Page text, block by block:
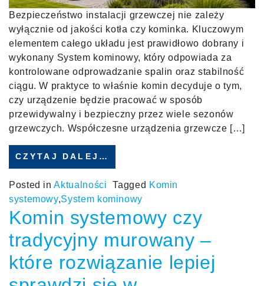
Bezpieczeństwo instalacji grzewczej nie zależy
wyłącznie od jakości kotła czy kominka. Kluczowym
elementem całego układu jest prawidłowo dobrany i
wykonany System kominowy, który odpowiada za
kontrolowane odprowadzanie spalin oraz stabilność
ciągu. W praktyce to właśnie komin decyduje o tym,
czy urządzenie będzie pracować w sposób
przewidywalny i bezpieczny przez wiele sezonów
grzewczych. Współczesne urządzenia grzewcze […]
CZYTAJ DALEJ…
Posted inAktualności Tagged Komin
systemowy,System kominowy
Komin systemowy czy
tradycyjny murowany –
które rozwiązanie lepiej